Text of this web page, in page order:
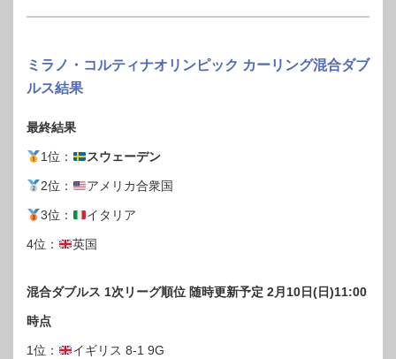
ミラノ・コルティナオリンピック カーリング混合ダブ
ルス結果
最終結果
1位： スウェーデン
2位： アメリカ合衆国
3位： イタリア
4位： 英国
混合ダブルス 1次リーグ順位 随時更新予定 2月10日(日)11:00
時点
1位： イギリス 8-1 9G